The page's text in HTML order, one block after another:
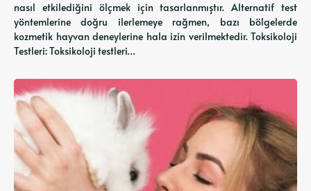
nasıl etkilediğini ölçmek için tasarlanmıştır. Alternatif test
yöntemlerine doğru ilerlemeye rağmen, bazı bölgelerde
kozmetik hayvan deneylerine hala izin verilmektedir. Toksikoloji
Testleri: Toksikoloji testleri…